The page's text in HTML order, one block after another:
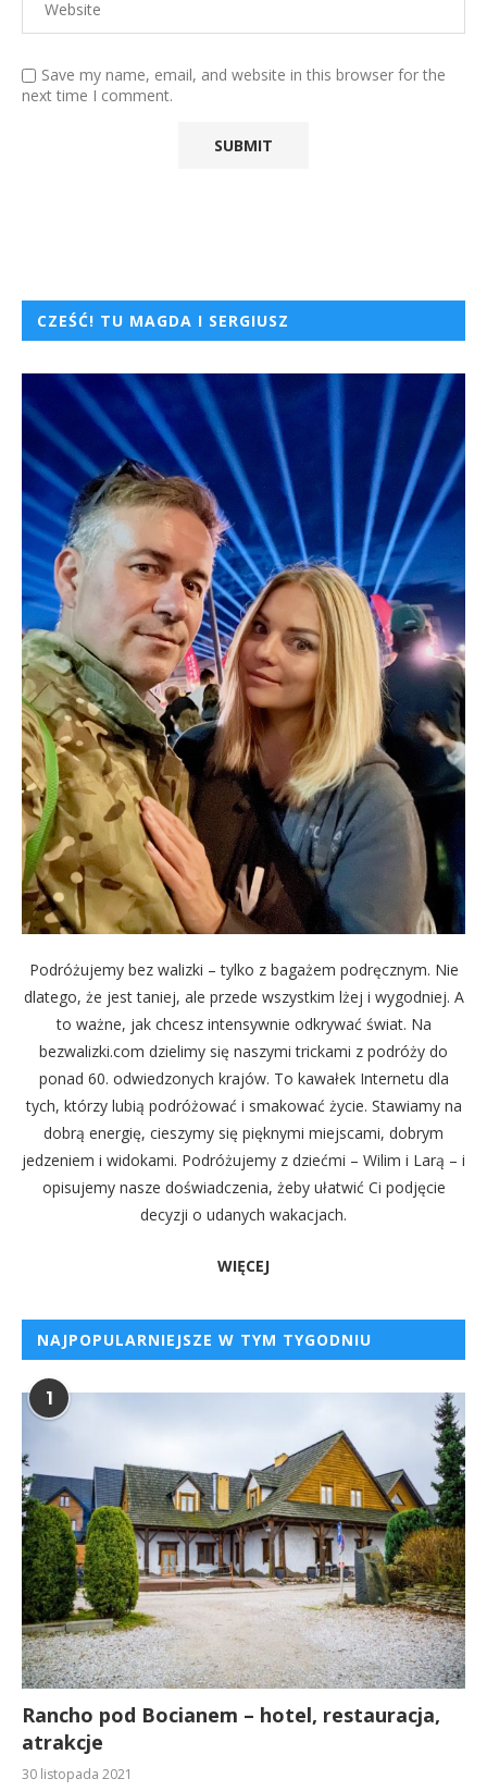
Save my name, email, and website in this browser for the
next time I comment.
CZEŚĆ! TU MAGDA I SERGIUSZ
Podróżujemy bez walizki – tylko z bagażem podręcznym. Nie
dlatego, że jest taniej, ale przede wszystkim lżej i wygodniej. A
to ważne, jak chcesz intensywnie odkrywać świat. Na
bezwalizki.com dzielimy się naszymi trickami z podróży do
ponad 60. odwiedzonych krajów. To kawałek Internetu dla
tych, którzy lubią podróżować i smakować życie. Stawiamy na
dobrą energię, cieszymy się pięknymi miejscami, dobrym
jedzeniem i widokami. Podróżujemy z dziećmi – Wilim i Larą – i
opisujemy nasze doświadczenia, żeby ułatwić Ci podjęcie
decyzji o udanych wakacjach.
WIĘCEJ
NAJPOPULARNIEJSZE W TYM TYGODNIU
1
Rancho pod Bocianem – hotel, restauracja,
atrakcje
30 listopada 2021